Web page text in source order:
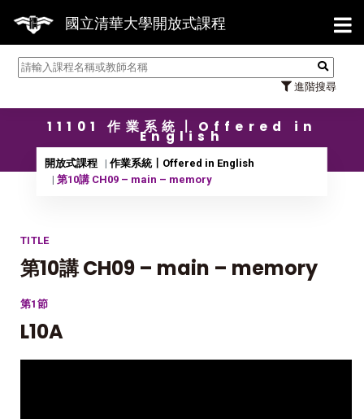
國立清華大學開放式課程
進階搜尋
【
11101 作業系統〡Offered in
English
開放式課程
作業系統〡Offered in English
第10講 CH09 – main – memory
TITLE
第10講 CH09 – main – memory
第1節
L10A